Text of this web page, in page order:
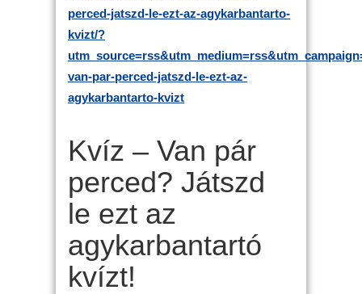
perced-jatszd-le-ezt-az-agykarbantarto-
kvizt/?
van-par-perced-jatszd-le-ezt-az-
agykarbantarto-kvizt
Kvíz – Van pár
perced? Játszd
le ezt az
agykarbantartó
kvízt!